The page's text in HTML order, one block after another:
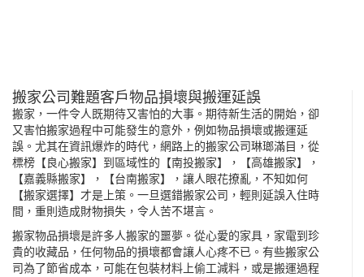
搬家公司難題客戶物品損壞與搬運延誤
搬家，一件令人既期待又害怕的大事。期待新生活的開始，卻
又害怕搬家過程中可能發生的意外，例如物品損壞或搬運延
誤。尤其在資訊爆炸的時代，網路上的搬家公司琳瑯滿目，從
標榜【良心搬家】到區域性的【南投搬家】，【高雄搬家】，
【嘉義縣搬家】，【台南搬家】，讓人眼花撩亂，不知如何
【搬家選擇】才是上策。一旦選錯搬家公司，輕則延誤入住時
間，重則造成財物損失，令人苦不堪言。
搬家物品損壞是許多人搬家的噩夢。從心愛的家具，家電到珍
貴的收藏品，任何物品的損壞都會讓人心疼不已。有些搬家公
司為了節省成本，可能在包裝材料上偷工減料，或是搬運過程